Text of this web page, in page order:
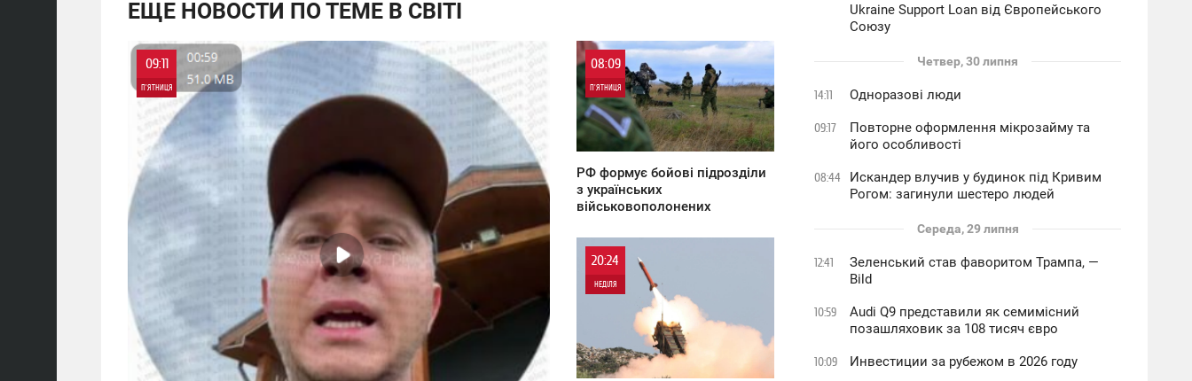
ЕЩЕ НОВОСТИ ПО ТЕМЕ В СВІТІ
09:11
П'ЯТНИЦЯ
0
08:09
П'ЯТНИЦЯ
0
РФ формує бойові підрозділи
з українських
військовополонених
20:24
НЕДІЛЯ
0
Ukraine Support Loan від Європейського
Союзу
Четвер, 30 липня
14:11 Одноразові люди
09:17
Повторне оформлення мікрозайму та
його особливості
08:44
Искандер влучив у будинок під Кривим
Рогом: загинули шестеро людей
Середа, 29 липня
12:41
Зеленський став фаворитом Трампа, —
Bild
10:59
Audi Q9 представили як семимісний
позашляховик за 108 тисяч євро
10:09 Инвестиции за рубежом в 2026 году